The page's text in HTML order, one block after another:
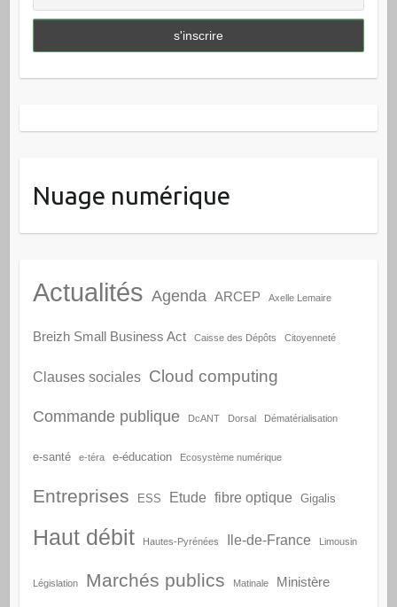
Nuage numérique
Actualités Agenda ARCEP Axelle Lemaire
Breizh Small Business Act Caisse des Dépôts Citoyenneté
Clauses sociales Cloud computing
Commande publique DcANT Dorsal Dématérialisation
e-santé e-téra e-éducation Ecosystème numérique
Entreprises ESS Etude fibre optique Gigalis
Haut débit Hautes-Pyrénées Ile-de-France Limousin
Législation Marchés publics Matinale Ministère